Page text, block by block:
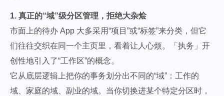
1. 真正的“域”级分区管理，拒绝大杂烩
市面上的待办 App 大多采用“项目”或“标签”来分类，但它
们往往交织在同一个主页里，看着让人心烦。「执务」开
创性地引入了“工作区”的概念。
它从底层逻辑上把你的事务划分出不同的“域”：工作的
域、家庭的域、副业的域。当你切换进某个特定分区时，